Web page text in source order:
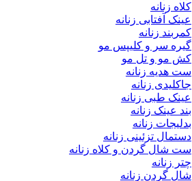
کلاه زنانه
عینک آفتابی زنانه
کمربند زنانه
گیره سر و کلیپس مو
کش مو و تل مو
ست هدیه زنانه
جاکلیدی زنانه
عینک طبی زنانه
بند عینک زنانه
بدلیجات زنانه
دستمال تزئینی زنانه
ست شال گردن و کلاه زنانه
چتر زنانه
شال گردن زنانه